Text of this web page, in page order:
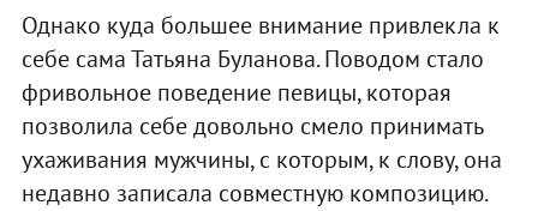
Однако куда большее внимание привлекла к
себе сама Татьяна Буланова. Поводом стало
фривольное поведение певицы, которая
позволила себе довольно смело принимать
ухаживания мужчины, с которым, к слову, она
недавно записала совместную композицию.